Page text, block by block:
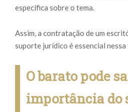
específica sobre o tema.
Assim, a contratação de um
suporte jurídico é essencial nessa
O barato pode
importância do